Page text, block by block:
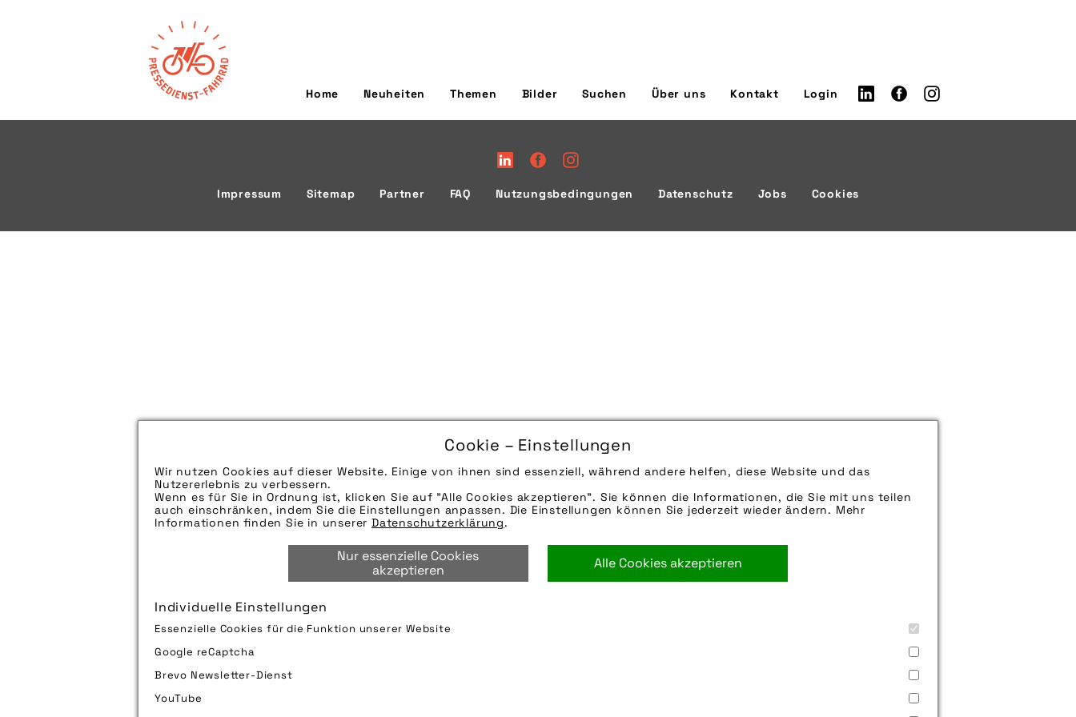
Cookie – Einstellungen
Wir nutzen Cookies auf dieser Website. Einige von ihnen sind essenziell, während andere helfen, diese Website und das
Nutzererlebnis zu verbessern.
Wenn es für Sie in Ordnung ist, klicken Sie auf "Alle Cookies akzeptieren". Sie können die Informationen, die Sie mit uns teilen
auch einschränken, indem Sie die Einstellungen anpassen. Die Einstellungen können Sie jederzeit wieder ändern. Mehr
Informationen finden Sie in unsererDatenschutzerklärung.
Nur essenzielle Cookies
akzeptieren
Alle Cookies akzeptieren
Individuelle Einstellungen
Essenzielle Cookies für die Funktion unserer Website
Google reCaptcha
Brevo Newsletter-Dienst
YouTube
Home Neuheiten Themen Bilder Suchen Über uns Kontakt Login
Impressum Sitemap Partner FAQ Nutzungsbedingungen Datenschutz Jobs Cookies